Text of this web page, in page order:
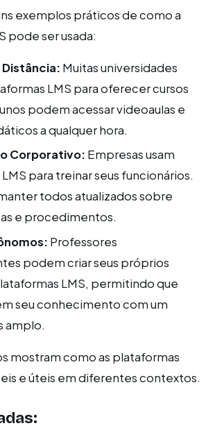
exemplos práticos de como a
pode ser usada:
Distância: Muitas universidades
LMS para oferecer cursos
podem acessar videoaulas e
a qualquer hora.
Corporativo: Empresas usam
para treinar seus funcionários.
todos atualizados sobre
e procedimentos.
Professores
podem criar seus próprios
LMS, permitindo que
seu conhecimento com um
amplo.
mostram como as plataformas
e úteis em diferentes contextos.